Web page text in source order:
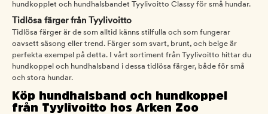
hundkopplet och hundhalsbandet Tyylivoitto Classy för små hundar.
Tidlösa färger från Tyylivoitto
Tidlösa färger är de som alltid känns stilfulla och som fungerar
oavsett säsong eller trend. Färger som svart, brunt, och beige är
perfekta exempel på detta. I vårt sortiment från Tyylivoitto hittar du
hundkoppel och hundhalsband i dessa tidlösa färger, både för små
och stora hundar.
Köp hundhalsband och hundkoppel
från Tyylivoitto hos Arken Zoo